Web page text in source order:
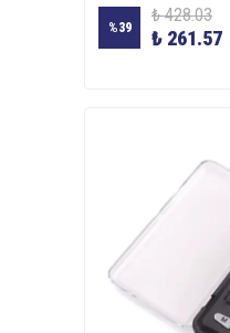
%39
₺ 428.03
₺ 261.57